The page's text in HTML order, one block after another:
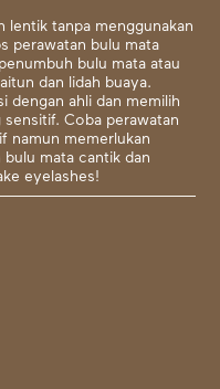
lentik tanpa menggunakan
perawatan bulu mata
bulu mata atau
dan lidah buaya.
dengan ahli dan memilih
Coba perawatan
namun memerlukan
bulu mata cantik dan
eyelashes!